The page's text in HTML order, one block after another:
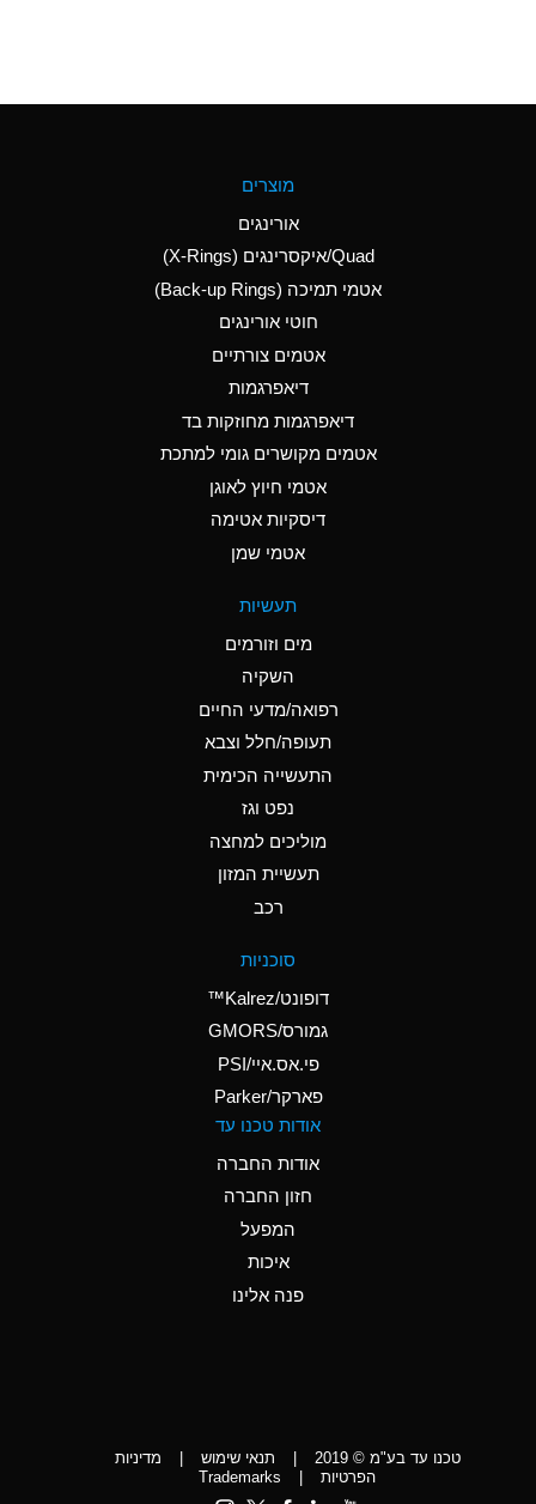
Aluminum Nitrate
(Aqueous)
Aluminum Phosphate
Ammonia Anhydrous
C
Ammonia Gas (cold)
A
Ammonia Gas (hot)
Ammonium Hydroxide
A
Ammonium Nitrate
Ammonium Nitrite
Ammonium Persulfate
Ammonium Phosphate
A
Ammonium Sulfate
*
Amyl Acetate (Banana
Aniline
D
מוצרים
אורינגים
Quad/איקסרינגים (X-Rings)
אטמי תמיכה (Back-up Rings)
חוטי אורינגים
אטמים צורתיים
דיאפרגמות
דיאפרגמות מחוזקות בד
אטמים מקושרים גומי למתכת
אטמי חיוץ לאוגן
דיסקיות אטימה
אטמי שמן
תעשיות
מים וזורמים
השקיה
רפואה/מדעי החיים
תעופה/חלל וצבא
התעשייה הכימית
נפט וגז
מוליכים למחצה
תעשיית המזון
רכב
סוכניות
דופונט/Kalrez™
גמורס/GMORS
פי.אס.איי/PSI
פארקר/Parker
אודות טכנו עד
אודות החברה
חזון החברה
המפעל
איכות
פנה אלינו
טכנו עד בע"מ © 2019 | תנאי שימוש |
מדיניות
הפרטיות
|
Trademarks